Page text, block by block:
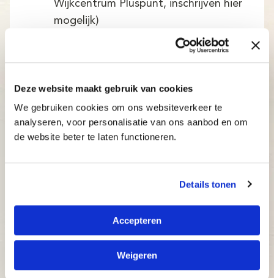
Deze website maakt gebruik van cookies
We gebruiken cookies om ons websiteverkeer te
analyseren, voor personalisatie van ons aanbod en om
de website beter te laten functioneren.
Details tonen
Accepteren
Weigeren
Wijkcentrum Pluspunt, inschrijven hier
mogelijk)
Jongerencentrum Volta
Van der Muelen-Vastwijkschool
IBS de Kameleon Amsterdam
KC de Vindplaats Amsterdam
(inschrijving op uitnodiging)